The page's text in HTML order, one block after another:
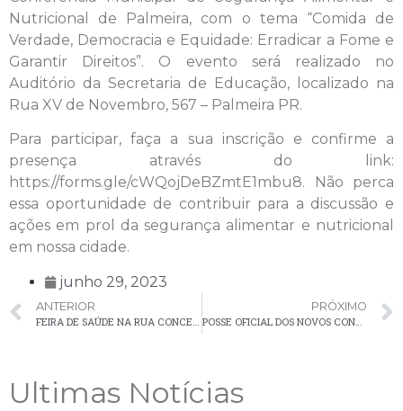
Nutricional de Palmeira, com o tema “Comida de
Verdade, Democracia e Equidade: Erradicar a Fome e
Garantir Direitos”. O evento será realizado no
Auditório da Secretaria de Educação, localizado na
Rua XV de Novembro, 567 – Palmeira PR.
Para participar, faça a sua inscrição e confirme a
presença através do link:
https://forms.gle/cWQojDeBZmtE1mbu8. Não perca
essa oportunidade de contribuir para a discussão e
ações em prol da segurança alimentar e nutricional
em nossa cidade.
junho 29, 2023
ANTERIOR
PRÓXIMO
POSSE OFICIAL DOS NOVOS CONSELHEIROS DO CONSELHO DA CIDADE – CONCIDADE
Ultimas Notícias